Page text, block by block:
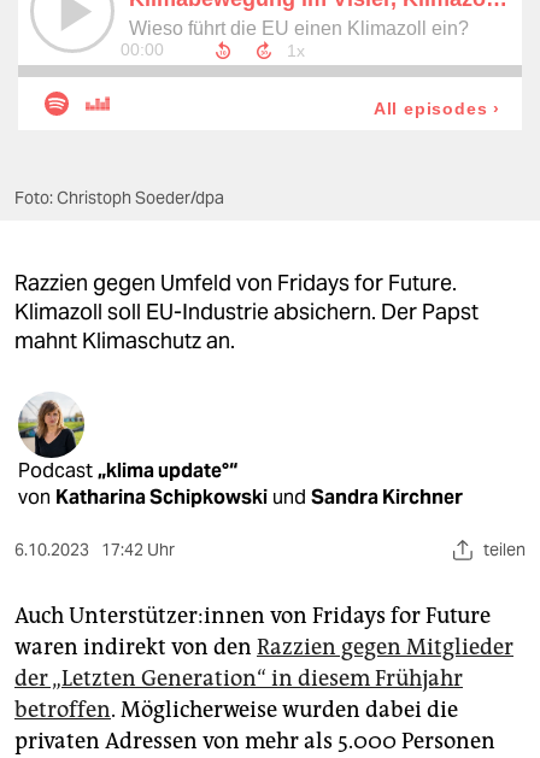
nord
wahrheit
verlag
shop
fragen & hilfe
unterstützen
abo
genossenschaft
epaper login
Foto: Christoph Soeder/dpa
Razzien gegen Umfeld von Fridays for Future.
Klimazoll soll EU-Industrie absichern. Der Papst
mahnt Klimaschutz an.
Podcast„klima update°“
von Katharina Schipkowski und Sandra Kirchner
6.10.2023 17:42 Uhr teilen
Auch Un­ter­stüt­ze­r:in­nen von Fridays for Future
waren indirekt von den Razzien gegen Mitglieder
der „Letzten Generation“ in diesem Frühjahr
betroffen. Möglicherweise wurden dabei die
privaten Adressen von mehr als 5.000 Personen